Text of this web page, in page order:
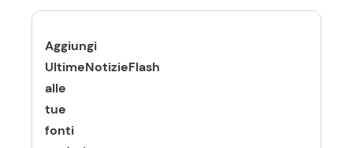
Aggiungi
UltimeNotizieFlash
alle
tue
fonti